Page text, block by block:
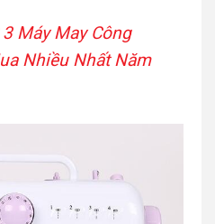
3 Máy May Công
Nhiều Nhất Năm